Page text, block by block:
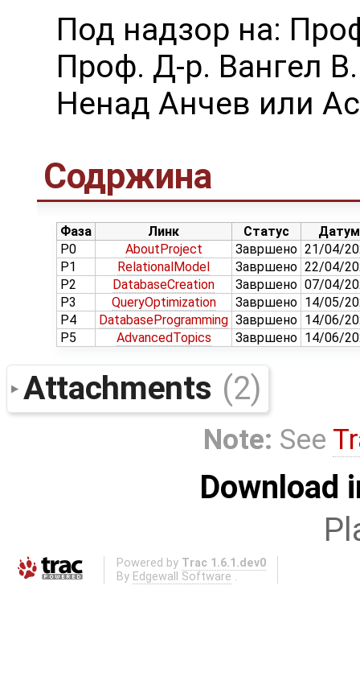
Под надзор на:
Проф. Д-р. Вангел
Ненад Анчев или
Содржина
Фаза Линк Статус
Датум
P0
AboutProject Завршено 21/04/
P1
RelationalModel Завршено 22/04/
P2
DatabaseCreation Завршено 07/04/
P3
QueryOptimization Завршено 14/05/
P4
DatabaseProgramming Завршено 14/06/
P5
AdvancedTopics Завршено 14/06/
Attachments (2)
Note: See
Download
Powered by Trac 1.6.1.dev0
By Edgewall Software .